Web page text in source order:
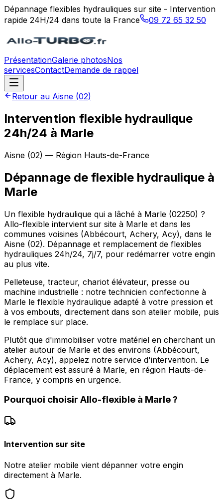
Dépannage flexibles hydrauliques sur site - Intervention
rapide 24H/24 dans toute la France
09 72 65 32 50
PrésentationGalerie photosNos
servicesContactDemande de rappel
Retour au Aisne (02)
Intervention flexible hydraulique
24h/24 à Marle
Aisne (02) — Région Hauts-de-France
Dépannage de flexible hydraulique à
Marle
Un flexible hydraulique qui a lâché à Marle (02250) ?
Allo-flexible intervient sur site à Marle et dans les
communes voisines (Abbécourt, Achery, Acy), dans le
Aisne (02). Dépannage et remplacement de flexibles
hydrauliques 24h/24, 7j/7, pour redémarrer votre engin
au plus vite.
Pelleteuse, tracteur, chariot élévateur, presse ou
machine industrielle : notre technicien confectionne à
Marle le flexible hydraulique adapté à votre pression et
à vos embouts, directement dans son atelier mobile, puis
le remplace sur place.
Plutôt que d'immobiliser votre matériel en cherchant un
atelier autour de Marle et des environs (Abbécourt,
Achery, Acy), appelez notre service d'intervention. Le
déplacement est assuré à Marle, en région Hauts-de-
France, y compris en urgence.
Pourquoi choisir Allo-flexible à Marle?
Intervention sur site
Notre atelier mobile vient dépanner votre engin
directement à Marle.